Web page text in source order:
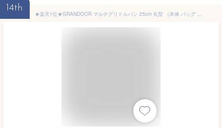
14th
★楽天1位★GRANDOOR マルチグリドルパン 25cm 丸型 （本体 バッグ グリップ） マルチ グリドルパン マルチグリドル 蓋 深型 収納 丸形 ラウンドグリドル ラウンドグリドルパン 木製グリップ 軽量 IH ガスコンロ 多機能 食洗器対応 IH対応 直火 キャンプ アウトドア 送料無料